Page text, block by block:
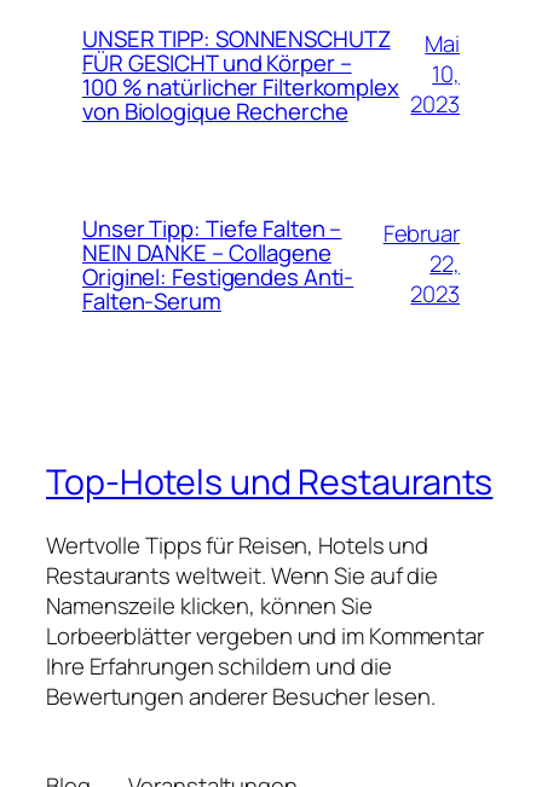
UNSER TIPP: SONNENSCHUTZ
FÜR GESICHT und Körper –
100 % natürlicher Filterkomplex
von Biologique Recherche
Mai
10,
2023
Unser Tipp: Tiefe Falten –
NEIN DANKE – Collagene
Originel: Festigendes Anti-
Falten-Serum
Februar
22,
2023
Top-Hotels und Restaurants
Wertvolle Tipps für Reisen, Hotels und
Restaurants weltweit. Wenn Sie auf die
Namenszeile klicken, können Sie
Lorbeerblätter vergeben und im Kommentar
Ihre Erfahrungen schildern und die
Bewertungen anderer Besucher lesen.